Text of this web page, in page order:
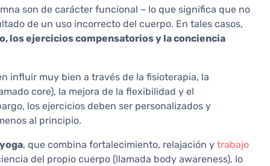
son de carácter funcional – lo que significa que no
de un uso incorrecto del cuerpo. En tales casos,
los ejercicios compensatorios y la conciencia
influir muy bien a través de la fisioterapia, la
core), la mejora de la flexibilidad y el
los ejercicios deben ser personalizados y
al principio.
yoga, que combina fortalecimiento, relajación y trabajo
del propio cuerpo (llamada body awareness), lo